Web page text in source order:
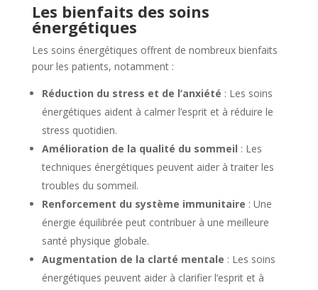
Les bienfaits des soins
énergétiques
Les soins énergétiques offrent de nombreux bienfaits
pour les patients, notamment :
Réduction du stress et de l’anxiété : Les soins
énergétiques aident à calmer l’esprit et à réduire le
stress quotidien.
Amélioration de la qualité du sommeil : Les
techniques énergétiques peuvent aider à traiter les
troubles du sommeil.
Renforcement du système immunitaire : Une
énergie équilibrée peut contribuer à une meilleure
santé physique globale.
Augmentation de la clarté mentale : Les soins
énergétiques peuvent aider à clarifier l’esprit et à